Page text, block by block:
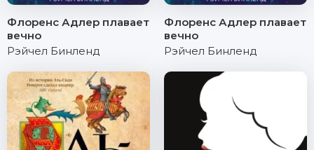
Флоренс Адлер плавает
вечно
Рэйчел Бинленд
Флоренс Адлер плавает
вечно
Рэйчел Бинленд